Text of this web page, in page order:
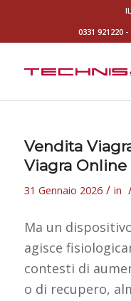
0331 921220-
Vendita
Viagra Online
31 Gennaio 2026 / in
Ma un
agisce
contesti di
o di recupero,